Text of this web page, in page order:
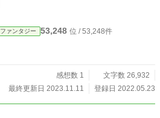
ファンタジー 53,248 位 / 53,248件
感想数 1
文字数 26,932
最終更新日 2023.11.11
登録日 2022.05.23